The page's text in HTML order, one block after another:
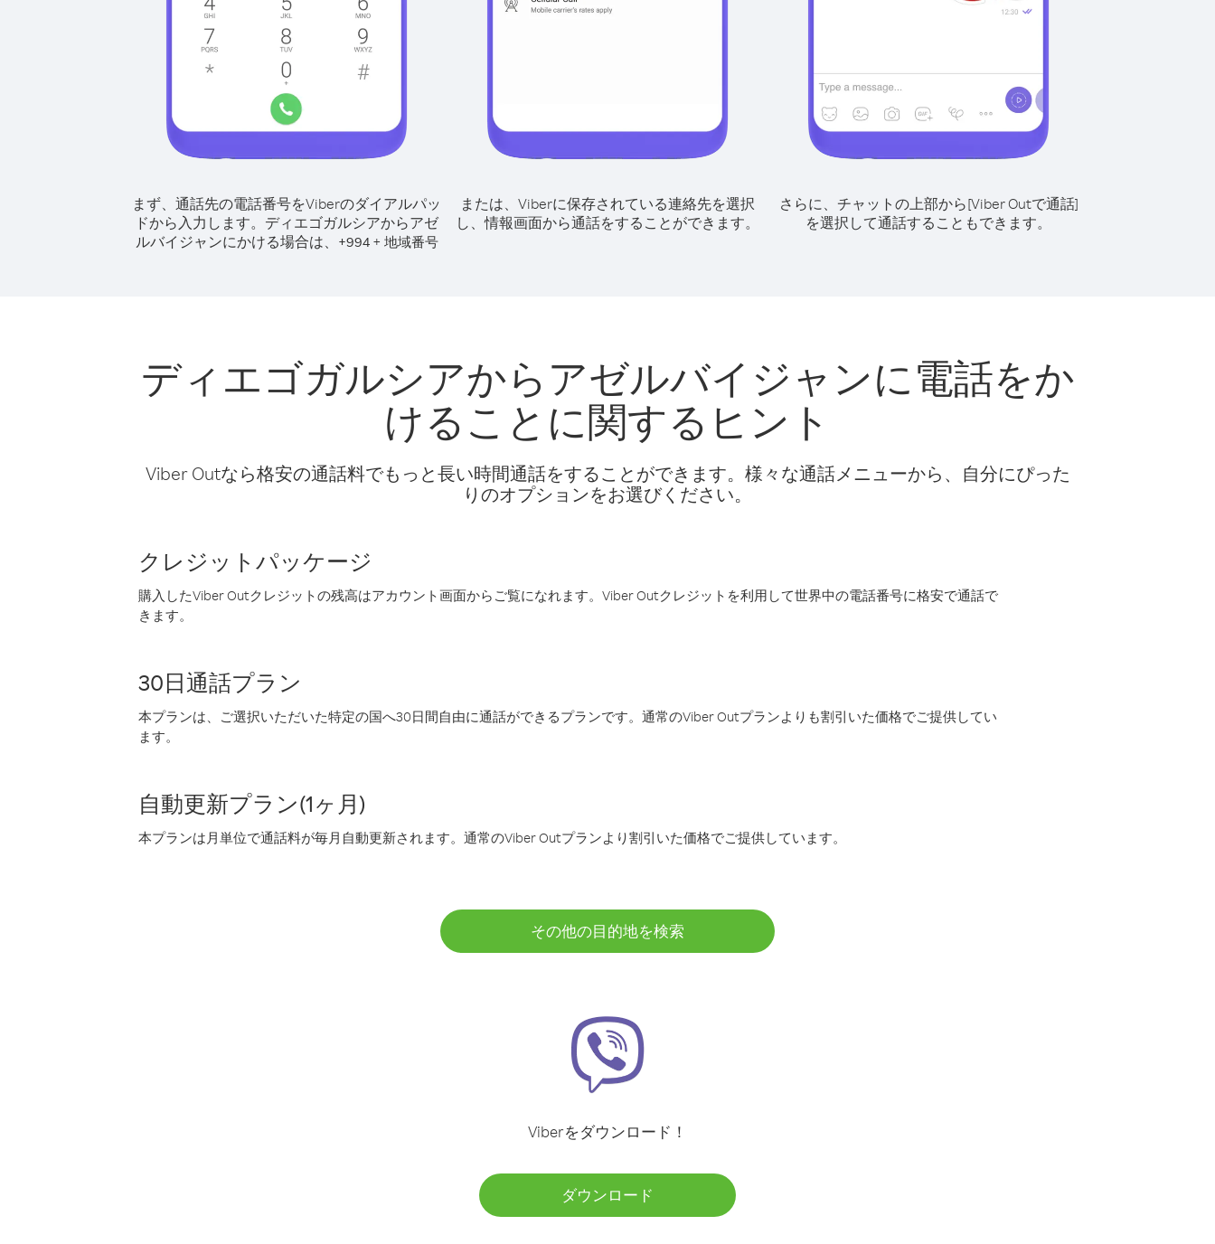
まず、通話先の電話番号をViberのダイアルパッ
ドから入力します。 ディエゴガルシアからアゼ
ルバイジャンにかける場合は、
+994+ 地域番号
または、Viberに保存されている連絡先を選択
し、情報画面から通話をすることができます。
さらに、チャットの上部から[Viber Outで通話]
を選択して通話することもできます。
ディエゴガルシアからアゼルバイジャンに電話をか
けることに関するヒント
Viber Outなら格安の通話料でもっと長い時間通話をすることができます。様々な通話メニューから、自分にぴった
りのオプションをお選びください。
クレジットパッケージ
購入したViber Outクレジットの残高はアカウント画面からご覧になれます。Viber Outクレジットを利用して世界中の電話番号に格安で通話で
きます。
30日通話プラン
本プランは、ご選択いただいた特定の国へ30日間自由に通話ができるプランです。通常のViber Outプランよりも割引いた価格でご提供してい
ます。
自動更新プラン(1ヶ月)
本プランは月単位で通話料が毎月自動更新されます。通常のViber Outプランより割引いた価格でご提供しています。
その他の目的地を検索
Viberをダウンロード！
ダウンロード